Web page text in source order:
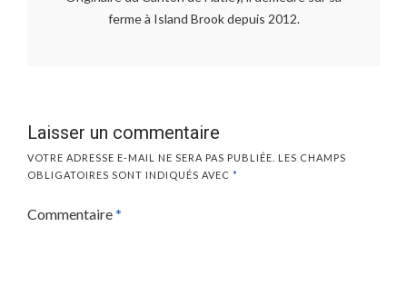
ferme à Island Brook depuis 2012.
Laisser un commentaire
VOTRE ADRESSE E-MAIL NE SERA PAS PUBLIÉE.
LES CHAMPS
OBLIGATOIRES SONT INDIQUÉS AVEC *
Commentaire*